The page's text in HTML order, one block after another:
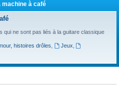
machine à café
qui ne sont pas liés à la guitare classique
histoires drôles Jeux